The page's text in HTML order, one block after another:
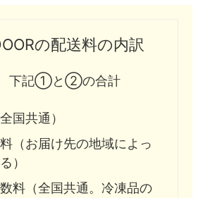
の配送料の内訳
下記①と②の合計
国共通）
（お届け先の地域によっ
）
料（全国共通。冷凍品の